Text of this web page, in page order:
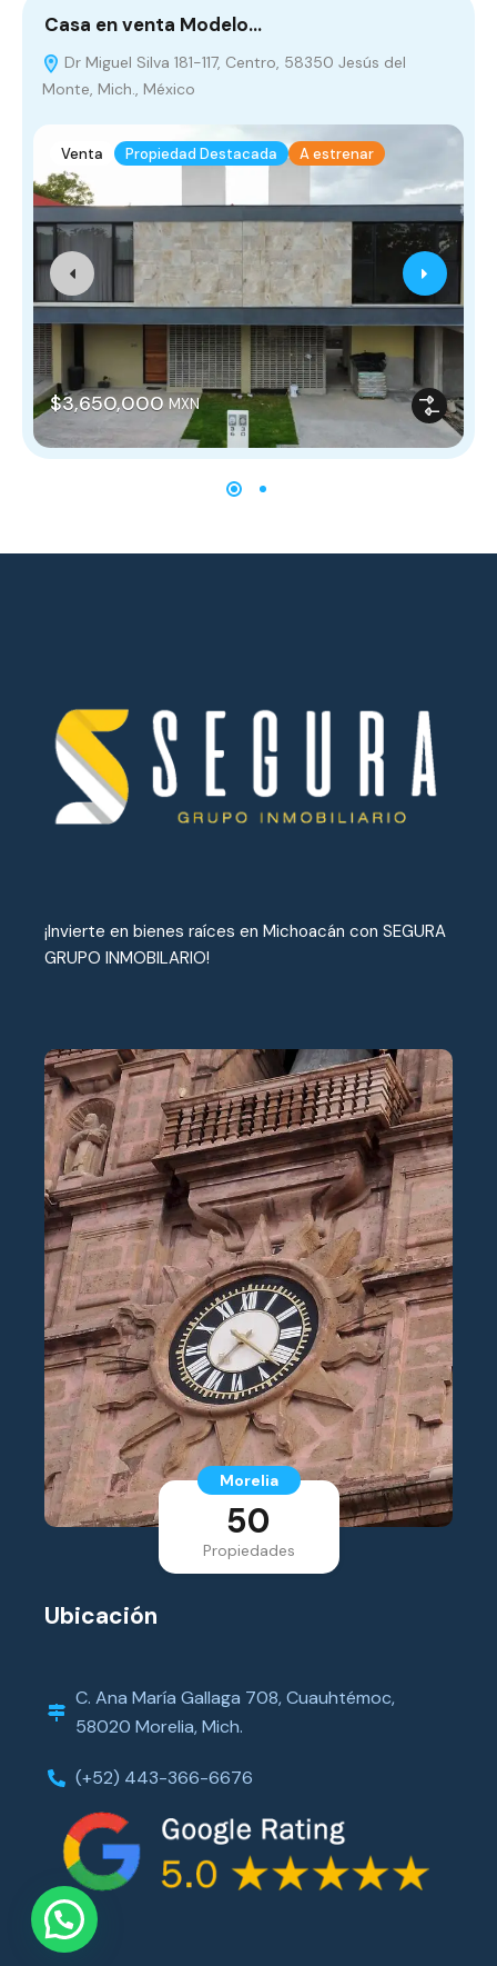
Casa en venta Modelo…
Dr Miguel Silva 181-117, Centro, 58350 Jesús del
Monte, Mich., México
Venta Propiedad Destacada A estrenar
$3,650,000 MXN
¡Invierte en bienes raíces en Michoacán con SEGURA
GRUPO INMOBILARIO!
Morelia
50
Propiedades
Ubicación
C. Ana María Gallaga 708, Cuauhtémoc,
58020 Morelia, Mich.
(+52) 443-366-6676